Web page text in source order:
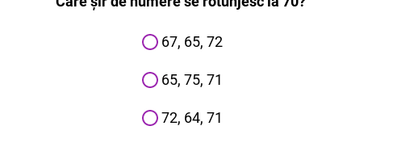
67, 65, 72
65, 75, 71
72, 64, 71